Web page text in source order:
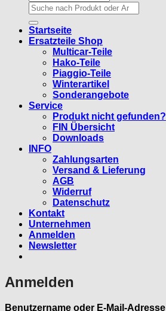
Suchen
nach:
Startseite
Ersatzteile Shop
Multicar-Teile
Hako-Teile
Piaggio-Teile
Winterartikel
Sonderangebote
Service
Produkt nicht gefunden?
FIN Übersicht
Downloads
INFO
Zahlungsarten
Versand & Lieferung
AGB
Widerruf
Datenschutz
Kontakt
Unternehmen
Anmelden
Newsletter
Anmelden
Benutzername oder E-Mail-Adresse